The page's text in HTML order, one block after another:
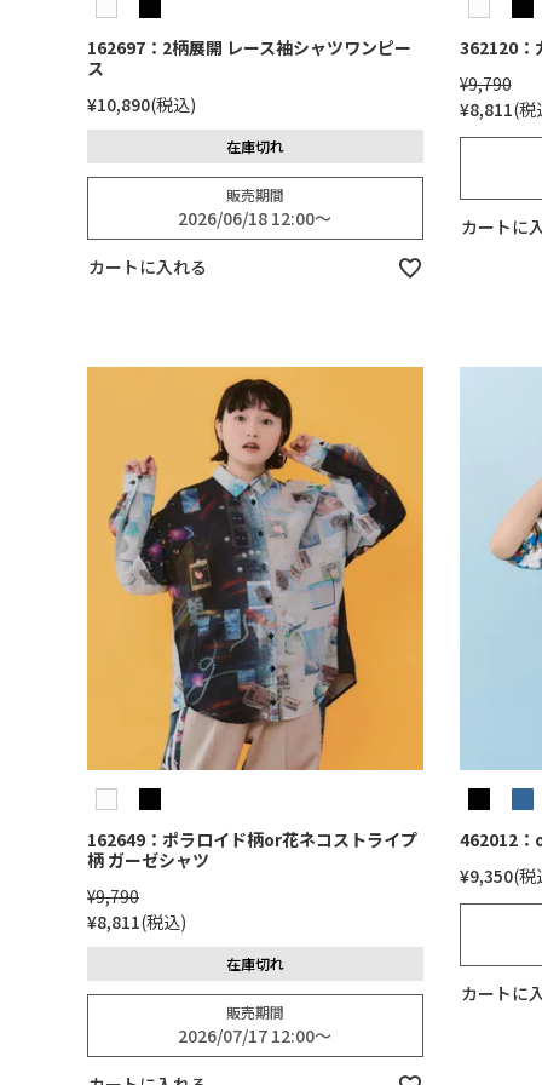
162697：2柄展開 レース袖シャツワンピー
ス
¥10,890 税込
在庫切れ
販売期間
2026/06/18 12:00〜
カートに入れる
362120：
¥9,790
¥8,811 税
カートに
162649：ポラロイド柄or花ネコストライプ
柄 ガーゼシャツ
¥9,790
¥8,811 税込
在庫切れ
販売期間
2026/07/17 12:00〜
462012
¥9,350 税
カートに